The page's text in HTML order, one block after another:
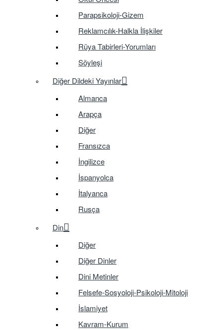
Parapsikoloji-Gizem
Reklamcılık-Halkla İlişkiler
Rüya Tabirleri-Yorumları
Söyleşi
Diğer Dildeki Yayınlar
Almanca
Arapça
Diğer
Fransızca
İngilizce
İspanyolca
İtalyanca
Rusça
Din
Diğer
Diğer Dinler
Dini Metinler
Felsefe-Sosyoloji-Psikoloji-Mitoloji
İslamiyet
Kavram-Kurum